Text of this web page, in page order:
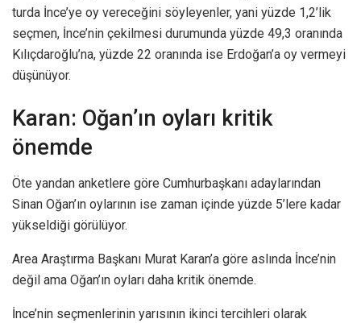
turda İnce’ye oy vereceğini söyleyenler, yani yüzde 1,2’lik
seçmen, İnce’nin çekilmesi durumunda yüzde 49,3 oranında
Kılıçdaroğlu’na, yüzde 22 oranında ise Erdoğan’a oy vermeyi
düşünüyor.
Karan: Oğan’ın oyları kritik
önemde
Öte yandan anketlere göre Cumhurbaşkanı adaylarından
Sinan Oğan’ın oylarının ise zaman içinde yüzde 5’lere kadar
yükseldiği görülüyor.
Area Araştırma Başkanı Murat Karan’a göre aslında İnce’nin
değil ama Oğan’ın oyları daha kritik önemde.
İnce’nin seçmenlerinin yarısının ikinci tercihleri olarak